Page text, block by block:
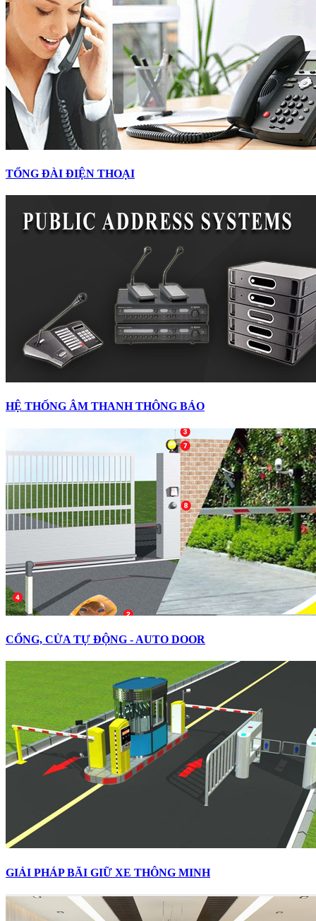
TỔNG ĐÀI ĐIỆN THOẠI
HỆ THỐNG ÂM THANH THÔNG BÁO
CỔNG, CỬA TỰ ĐỘNG - AUTO DOOR
GIẢI PHÁP BÃI GIỮ XE THÔNG MINH